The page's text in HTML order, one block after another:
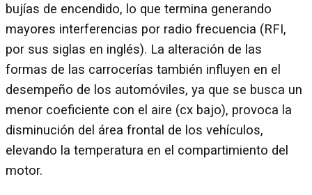
bujías de encendido, lo que termina generando
mayores interferencias por radio frecuencia (RFI,
por sus siglas en inglés). La alteración de las
formas de las carrocerías también influyen en el
desempeño de los automóviles, ya que se busca un
menor coeficiente con el aire (cx bajo), provoca la
disminución del área frontal de los vehículos,
elevando la temperatura en el compartimiento del
motor.